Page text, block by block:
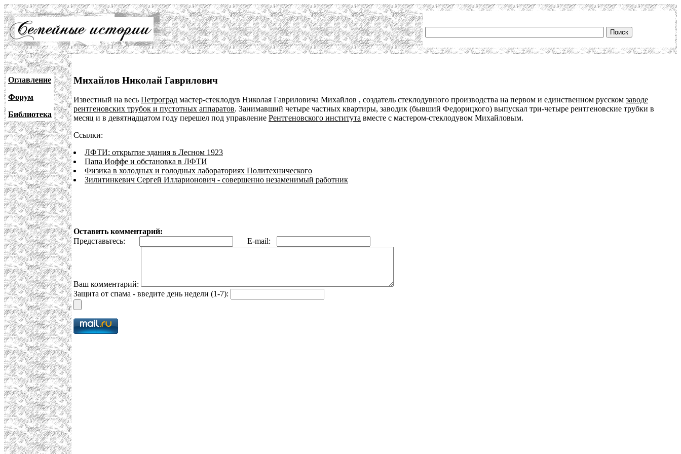
Оглавление
Форум
Библиотека
Михайлов Николай Гаврилович
Известный на весь Петроград мастер-стеклодув Николая Гавриловича Михайлов , создатель стеклодувного производства на первом и единственном русском заводе
рентгеновских трубок и пустотных аппаратов. Занимавший четыре частных квартиры, заводик (бывший Федорицкого) выпускал три-четыре рентгеновские трубки в
месяц и в девятнадцатом году перешел под управление Рентгеновского института вместе с мастером-стеклодувом Михайловым.
Ссылки:
ЛФТИ: открытие здания в Лесном 1923
Папа Иоффе и обстановка в ЛФТИ
Физика в холодных и голодных лабораториях Политехнического
Зилитинкевич Сергей Илларионович - совершенно незаменимый работник
Оставить комментарий:
Представьтесь:
E-mail:
Ваш комментарий:
Защита от спама - введите день недели (1-7):